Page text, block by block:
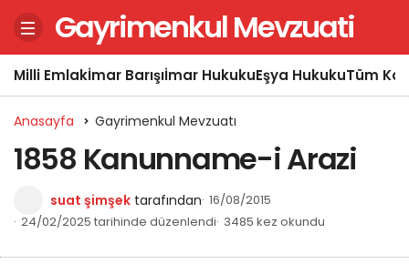
Gayrimenkul Mevzuati
Milli Emlakİmar Barışıİmar HukukuEşya HukukuTüm
Anasayfa Gayrimenkul Mevzuatı
1858 Kanunname-i Arazi
suat şimşek tarafından 16/08/2015
24/02/2025 tarihinde düzenlendi 3485 kez okundu